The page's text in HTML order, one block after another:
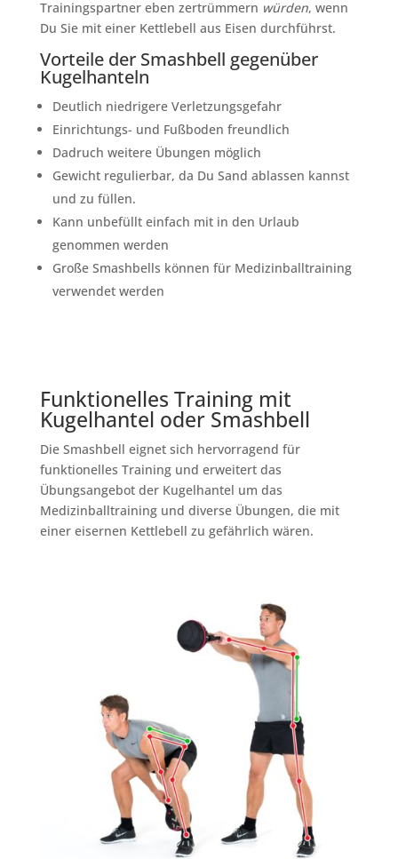
Trainingspartner eben zertrümmern würden, wenn
Du Sie mit einer Kettlebell aus Eisen durchführst.
Vorteile der Smashbell gegenüber
Kugelhanteln
Deutlich niedrigere Verletzungsgefahr
Einrichtungs- und Fußboden freundlich
Dadruch weitere Übungen möglich
Gewicht regulierbar, da Du Sand ablassen kannst
und zu füllen.
Kann unbefüllt einfach mit in den Urlaub
genommen werden
Große Smashbells können für Medizinballtraining
verwendet werden
Funktionelles Training mit
Kugelhantel oder Smashbell
Die Smashbell eignet sich hervorragend für
funktionelles Training und erweitert das
Übungsangebot der Kugelhantel um das
Medizinballtraining und diverse Übungen, die mit
einer eisernen Kettlebell zu gefährlich wären.